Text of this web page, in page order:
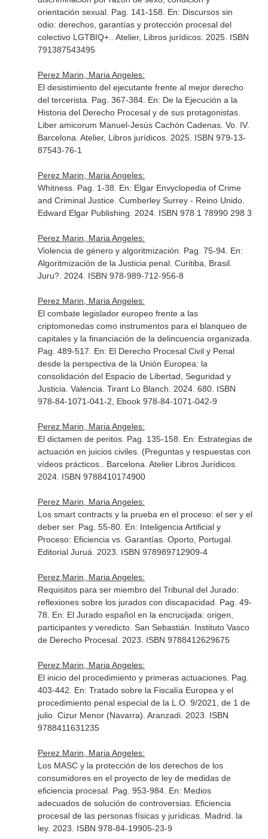
orientación sexual. Pag. 141-158. En: Discursos sin
odio: derechos, garantías y protección procesal del
colectivo LGTBIQ+.
. Atelier, Libros jurídicos. 2025. ISBN
791387543495
Perez Marin, Maria Angeles:
El desistimiento del ejecutante frente al mejor derecho
del tercerista. Pag. 367-384. En: De la Ejecución a la
Historia del Derecho Procesal y de sus protagonistas.
Liber amicorum Manuel-Jesús Cachón Cadenas. Vo. IV.
Barcelona. Atelier, Libros jurídicos. 2025. ISBN 979-13-
87543-76-1
Perez Marin, Maria Angeles:
Whitness. Pag. 1-38. En: Elgar Envyclopedia of Crime
and Criminal Justice. Cumberley Surrey - Reino Unido.
Edward Elgar Publishing. 2024. ISBN 978 1 78990 298 3
Perez Marin, Maria Angeles:
Violencia de género y algoritmización. Pag. 75-94. En:
Algoritmización de la Justicia penal. Curitiba, Brasil.
Juru?. 2024. ISBN 978-989-712-956-8
Perez Marin, Maria Angeles:
El combate legislador europeo frente a las
criptomonedas como instrumentos para el blanqueo de
capitales y la financiación de la delincuencia organizada.
Pag. 489-517. En: El Derecho Procesal Civil y Penal
desde la perspectiva de la Unión Europea: la
consolidación del Espacio de Libertad, Seguridad y
Justicia . Valencia. Tirant Lo Blanch. 2024. 680. ISBN
978-84-1071-041-2, Ebook 978-84-1071-042-9
Perez Marin, Maria Angeles:
El dictamen de peritos. Pag. 135-158. En: Estrategias de
actuación en juicios civiles. (Preguntas y respuestas con
vídeos prácticos.
. Barcelona. Atelier Libros Jurídicos.
2024. ISBN 9788410174900
Perez Marin, Maria Angeles:
Los smart contracts y la prueba en el proceso: el ser y el
deber ser. Pag. 55-80. En: Inteligencia Artificial y
Proceso: Eficiencia vs. Garantías. Oporto, Portugal.
Editorial Juruá. 2023. ISBN 978989712909-4
Perez Marin, Maria Angeles:
Requisitos para ser miembro del Tribunal del Jurado:
reflexiones sobre los jurados con discapacidad. Pag. 49-
78. En: El Jurado español en la encrucijada: origen,
participantes y veredicto. San Sebastián. Instituto Vasco
de Derecho Procesal. 2023. ISBN 9788412629675
Perez Marin, Maria Angeles:
El inicio del procedimiento y primeras actuaciones. Pag.
403-442. En: Tratado sobre la Fiscalía Europea y el
procedimiento penal especial de la L.O. 9/2021, de 1 de
julio. Cizur Menor (Navarra). Aranzadi. 2023. ISBN
9788411631235
Perez Marin, Maria Angeles:
Los MASC y la protección de los derechos de los
consumidores en el proyecto de ley de medidas de
eficiencia procesal. Pag. 953-984. En: Medios
adecuados de solución de controversias. Eficiencia
procesal de las personas físicas y jurídicas. Madrid. la
ley. 2023. ISBN 978-84-19905-23-9